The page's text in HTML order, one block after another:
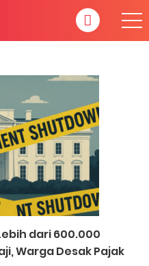
dari 600.000
Warga Desak Pajak